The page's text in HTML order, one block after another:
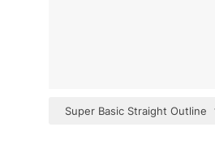
Super Basic Straight Outline